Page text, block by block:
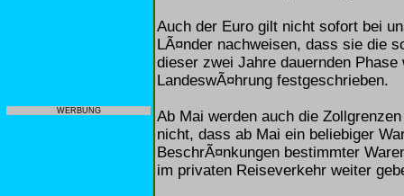
WERBUNG
Auch der Euro gilt nicht sofort bei
LÃ¤nder nachweisen, dass sie die
dieser zwei Jahre dauernden
LandeswÃ¤hrung festgeschrieben.
Ab Mai werden auch die
nicht, dass ab Mai ein beliebiger
BeschrÃ¤nkungen bestimmter
im privaten Reiseverkehr weiter